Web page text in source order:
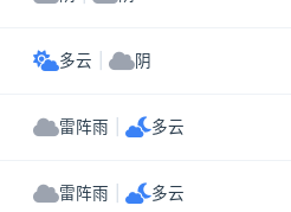
多云 阴
雷阵雨 多云
雷阵雨 多云